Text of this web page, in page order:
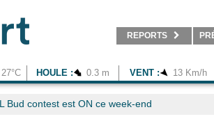
REPORTS
27°C HOULE : 0.3 m VENT : 13 Km/h
Bud contest est ON ce week-end